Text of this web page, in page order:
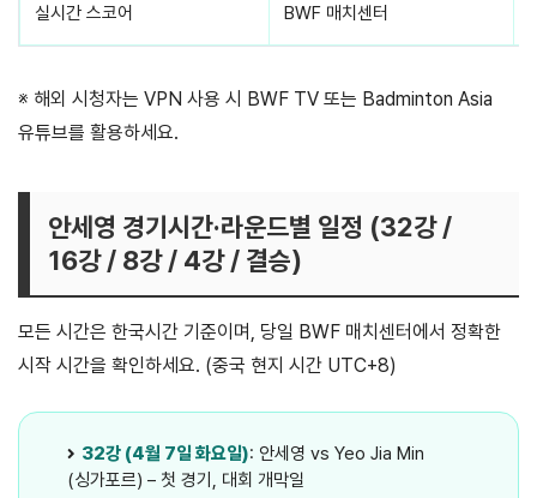
실시간 스코어 BWF 매치센터
※ 해외 시청자는 VPN 사용 시 BWF TV 또는 Badminton Asia
유튜브를 활용하세요.
안세영 경기시간·라운드별 일정 (32강 /
16강 / 8강 / 4강 / 결승)
모든 시간은 한국시간 기준이며, 당일 BWF 매치센터에서 정확한
시작 시간을 확인하세요. (중국 현지 시간 UTC+8)
32강 (4월 7일 화요일): 안세영 vs Yeo Jia Min
(싱가포르) – 첫 경기, 대회 개막일